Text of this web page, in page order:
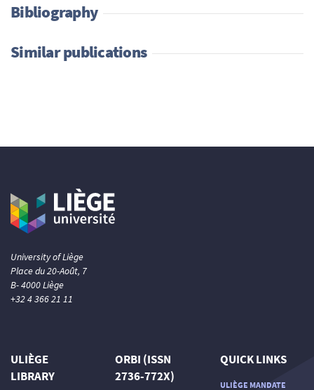
Bibliography
Similar publications
University of Liège
Place du 20-Août, 7
B- 4000 Liège
+32 4 366 21 11
ULIÈGE
LIBRARY
ORBI (ISSN
2736-772X)
QUICK LINKS
ULIÈGE MANDATE